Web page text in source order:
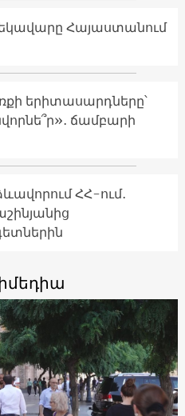
Հայաստանում
երիտասարդները՝
ճամբարի
ՀՀ-ում․